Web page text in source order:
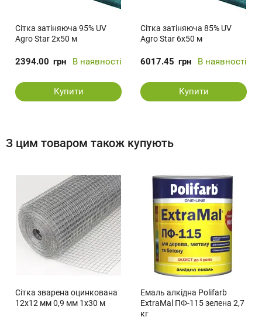
Сітка затіняюча 95% UV
Agro Star 2х50 м
2394.00 грн В наявності
Купити
Сітка затіняюча 85% UV
Agro Star 6х50 м
6017.45 грн В наявності
Купити
З цим товаром також купують
Сітка зварена оцинкована
12х12 мм 0,9 мм 1х30 м
Емаль алкідна Polifarb
ExtraMal ПФ-115 зелена 2,7
кг